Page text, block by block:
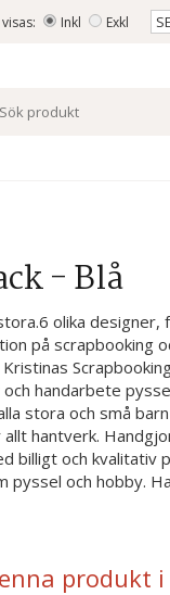
Inkl Exkl
- Blå
olika
på scrapbooking
och handarbete
stora och små
hantverk.
billigt och kvalitativ
pyssel och hobby.
produkt